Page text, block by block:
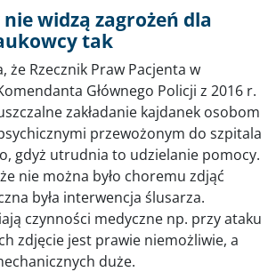
widzą zagrożeń dla
tak
że Rzecznik Praw Pacjenta w
Głównego Policji z 2016 r.
zakładanie kajdanek osobom
przewożonym do szpitala
gdyż utrudnia to udzielanie pomocy.
nie można było choremu zdjąć
była interwencja ślusarza.
czynności medyczne np. przy ataku
zdjęcie jest prawie niemożliwie, a
duże.